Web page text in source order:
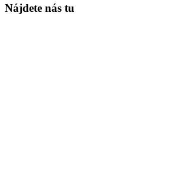
Nájdete nás tu